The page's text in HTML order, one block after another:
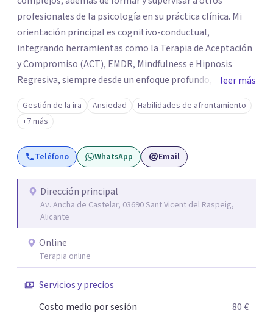
profesionales de la psicología en su práctica clínica. Mi
orientación principal es cognitivo-conductual,
integrando herramientas como la Terapia de Aceptación
y Compromiso (ACT), EMDR, Mindfulness e Hipnosis
Regresiva, siempre desde un enfoque profundo,
respetuoso y adaptado a cada persona. También
acompaño procesos de crecimiento personal y terapia
del alma orientados al trabajo emocional, la búsqueda de
sentido, el autoconocimiento y la conexión interior. Mi
objetivo es ayudar a las personas a comprenderse mejor,
necesarios para vivir con mayor equilibrio y plenitud.
leer más
Gestión de la ira Ansiedad
Habilidades de afrontamiento
+7 más
Teléfono WhatsApp Email
Dirección principal
Av. Ancha de Castelar, 03690 Sant Vicent del Raspeig,
Alicante
Online
Terapia online
Servicios y precios
Costo medio por sesión
80 €